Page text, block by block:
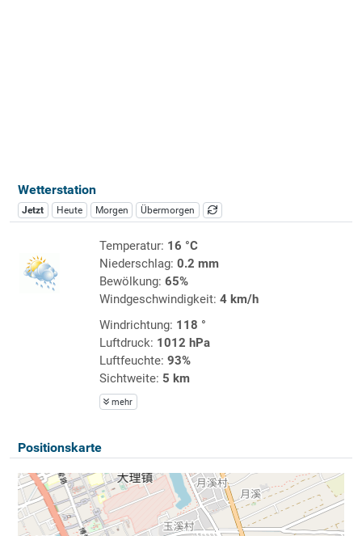
Wetterstation
Jetzt Heute Morgen Übermorgen
Temperatur: 16 °C
Niederschlag: 0.2 mm
Bewölkung: 65%
Windgeschwindigkeit: 4 km/h
Windrichtung: 118 °
Luftdruck: 1012 hPa
Luftfeuchte: 93%
Sichtweite: 5 km
mehr
Positionskarte